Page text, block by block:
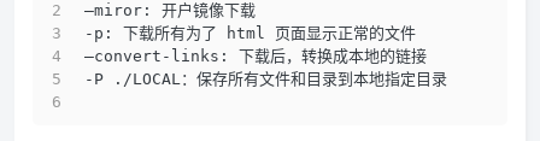
–miror: 开户镜像下载
-p: 下载所有为了 html 页面显示正常的文件
–convert-links: 下载后，转换成本地的链接
-P ./LOCAL：保存所有文件和目录到本地指定目录